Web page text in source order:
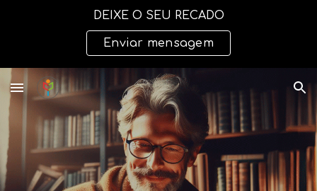
DEIXE O SEU RECADO
Enviar mensagem